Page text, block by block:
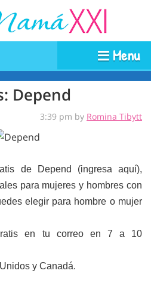
Menu
Depend
3:39 pm by Romina Tibytt
de Depend (ingresa aquí),
para mujeres y hombres con
elegir para hombre o mujer
en tu correo en 7 a 10
y Canadá.